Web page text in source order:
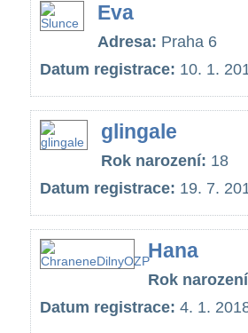
Eva
Adresa: Praha 6
Datum registrace: 10. 1.
glingale
Rok narození: 18
Datum registrace: 19. 7.
Hana
Rok
Datum registrace: 4. 1.